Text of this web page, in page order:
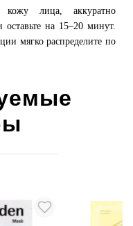
лица, аккуратно
на 15–20 минут.
мягко распределите по